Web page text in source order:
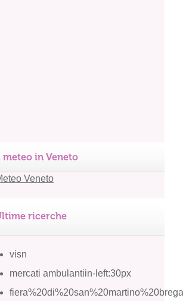
meteo in Veneto
ricerche
visn
mercati ambulantiin-left:30px